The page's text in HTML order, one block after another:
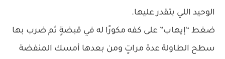
الوحيد اللي بتقدر عليها.
ضغط “إيهاب” على كفه مكورًا له في قبضةٍ ثم ضرب بها
سطح الطاولة عدة مراتٍ ومن بعدها أمسك المنفضة